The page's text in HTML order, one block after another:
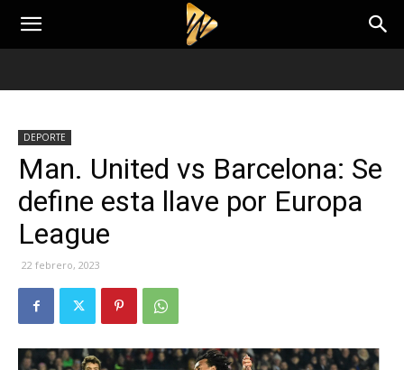
DEPORTE
Man. United vs Barcelona: Se
define esta llave por Europa
League
22 febrero, 2023